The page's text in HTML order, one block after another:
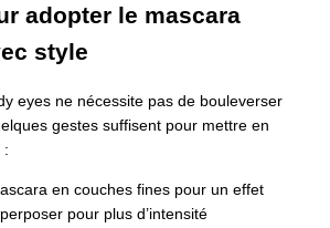
adopter le mascara
style
eyes ne nécessite pas de bouleverser
gestes suffisent pour mettre en
:
en couches fines pour un effet
pour plus d’intensité